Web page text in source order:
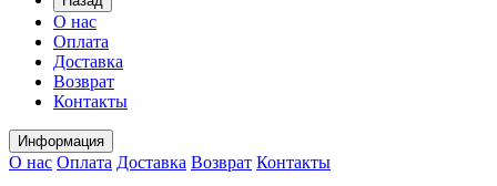
О нас
Оплата
Доставка
Возврат
Контакты
Информация
О нас Оплата Доставка Возврат Контакты